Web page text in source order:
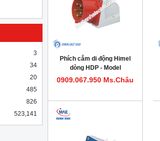
3
34
20
485
826
523,141
Phích cắm di động Himel
dòng HDP - Model
HDP532IP44
0909.067.950 Ms.Châu